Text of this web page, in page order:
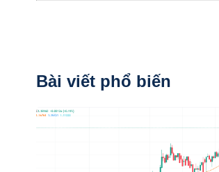
Bài viết phổ biến